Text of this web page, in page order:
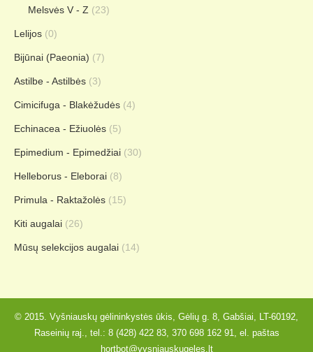
Melsvės V - Z (23)
Lelijos (0)
Bijūnai (Paeonia) (7)
Astilbe - Astilbės (3)
Cimicifuga - Blakėžudės (4)
Echinacea - Ežiuolės (5)
Epimedium - Epimedžiai (30)
Helleborus - Eleborai (8)
Primula - Raktažolės (15)
Kiti augalai (26)
Mūsų selekcijos augalai (14)
© 2015. Vyšniauskų gėlininkystės ūkis, Gėlių g. 8, Gabšiai, LT-60192,
Raseinių raj., tel.: 8 (428) 422 83, 370 698 162 91 , el. paštas
hortbot@vysniauskugeles.lt